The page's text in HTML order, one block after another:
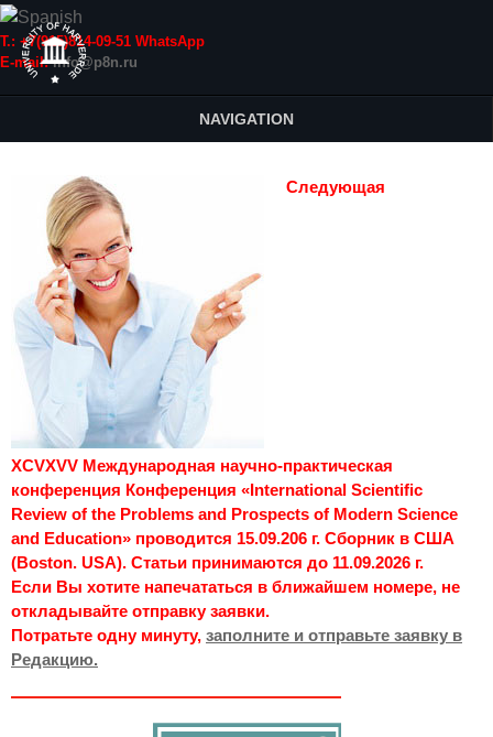
Т.: +7(915)814-09-51 WhatsApp
E-mail:info@p8n.ru
NAVIGATION
Следующая
XCVXVV Международная научно-практическая
конференция Конференция «International Scientific
Review of the Problems and Prospects of Modern Science
and Education» проводится 15.09.206 г. Сборник в США
(Boston. USA). Статьи принимаются до 11.09.2026 г.
Если Вы хотите напечататься в ближайшем номере, не
откладывайте отправку заявки.
Потратьте одну минуту, заполните и отправьте заявку в
Редакцию.